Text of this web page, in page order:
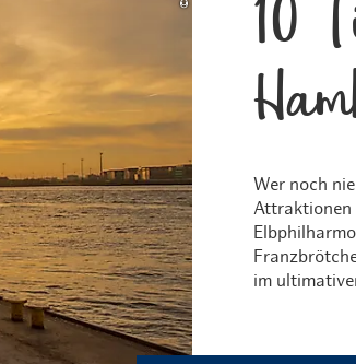
10
Wer noch
Attraktionen
im